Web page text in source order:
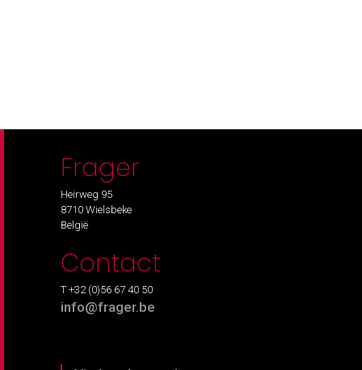
Frager
Heirweg 95
8710 Wielsbeke
België
Contact
T +32 (0)56 67 40 50
info@frager.be